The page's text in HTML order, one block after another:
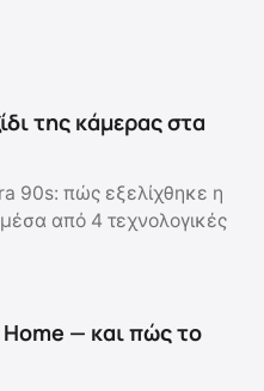
της κάμερας στα
90s: πώς εξελίχθηκε η
από 4 τεχνολογικές
Home — και πώς το